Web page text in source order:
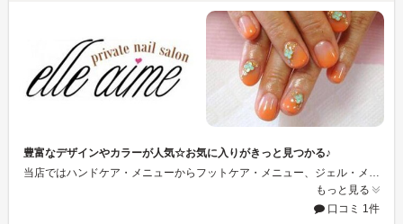
豊富なデザインやカラーが人気☆お気に入りがきっと見つかる♪
もっと見る
口コミ 1件